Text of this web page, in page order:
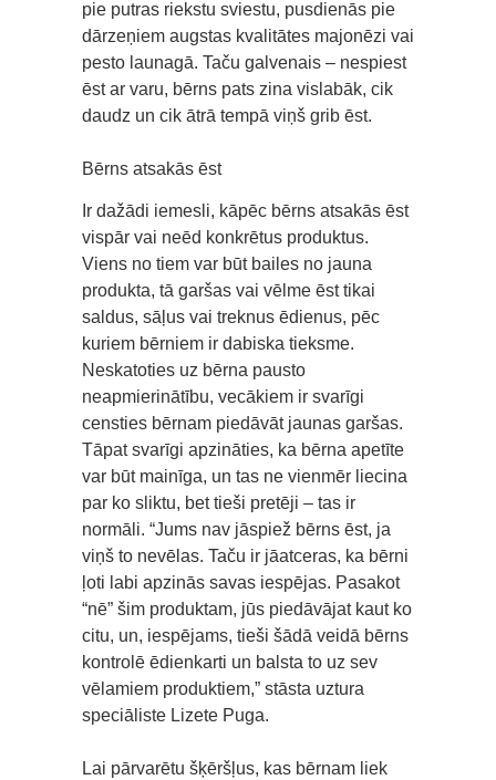
pie putras riekstu sviestu, pusdienās pie
dārzeņiem augstas kvalitātes majonēzi vai
pesto launagā. Taču galvenais – nespiest
ēst ar varu, bērns pats zina vislabāk, cik
daudz un cik ātrā tempā viņš grib ēst.
Bērns atsakās ēst
Ir dažādi iemesli, kāpēc bērns atsakās ēst
vispār vai neēd konkrētus produktus.
Viens no tiem var būt bailes no jauna
produkta, tā garšas vai vēlme ēst tikai
saldus, sāļus vai treknus ēdienus, pēc
kuriem bērniem ir dabiska tieksme.
Neskatoties uz bērna pausto
neapmierinātību, vecākiem ir svarīgi
censties bērnam piedāvāt jaunas garšas.
Tāpat svarīgi apzināties, ka bērna apetīte
var būt mainīga, un tas ne vienmēr liecina
par ko sliktu, bet tieši pretēji – tas ir
normāli. “Jums nav jāspiež bērns ēst, ja
viņš to nevēlas. Taču ir jāatceras, ka bērni
ļoti labi apzinās savas iespējas. Pasakot
“nē” šim produktam, jūs piedāvājat kaut ko
citu, un, iespējams, tieši šādā veidā bērns
kontrolē ēdienkarti un balsta to uz sev
vēlamiem produktiem,” stāsta uztura
speciāliste Lizete Puga.
Lai pārvarētu šķēršļus, kas bērnam liek